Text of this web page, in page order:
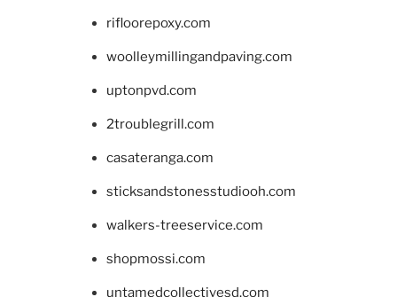
rifloorepoxy.com
woolleymillingandpaving.com
uptonpvd.com
2troublegrill.com
casateranga.com
sticksandstonesstudiooh.com
walkers-treeservice.com
shopmossi.com
untamedcollectivesd.com